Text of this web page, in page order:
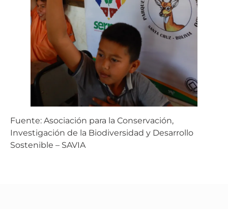
Fuente: Asociación para la Conservación,
Investigación de la Biodiversidad y Desarrollo
Sostenible – SAVIA